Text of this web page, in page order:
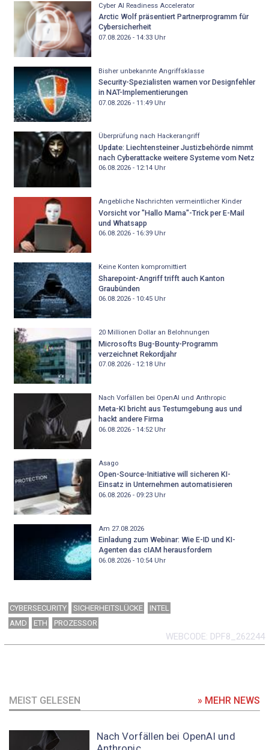
Cyber AI Readiness Accelerator
Arctic Wolf präsentiert Partnerprogramm für
Cybersicherheit
07.08.2026 - 14:33Uhr
Bisher unbekannte Angriffsklasse
Security-Spezialisten warnen vor Designfehler
in NAT-Implementierungen
07.08.2026 - 11:49Uhr
Überprüfung nach Hackerangriff
Update: Liechtensteiner Justizbehörde nimmt
nach Cyberattacke weitere Systeme vom Netz
06.08.2026 - 12:14Uhr
Angebliche Nachrichten vermeintlicher Kinder
Vorsicht vor "Hallo Mama"-Trick per E-Mail
und Whatsapp
06.08.2026 - 16:39Uhr
Keine Konten kompromittiert
Sharepoint-Angriff trifft auch Kanton
Graubünden
06.08.2026 - 10:45Uhr
20 Millionen Dollar an Belohnungen
Microsofts Bug-Bounty-Programm
verzeichnet Rekordjahr
07.08.2026 - 12:18Uhr
Nach Vorfällen bei OpenAI und Anthropic
Meta-KI bricht aus Testumgebung aus und
hackt andere Firma
06.08.2026 - 14:52Uhr
Asago
Open-Source-Initiative will sicheren KI-
Einsatz in Unternehmen automatisieren
06.08.2026 - 09:23Uhr
Am 27.08.2026
Einladung zum Webinar: Wie E-ID und KI-
Agenten das cIAM herausfordern
06.08.2026 - 10:54Uhr
CYBERSECURITY SICHERHEITSLÜCKE
INTEL
AMD
ETH PROZESSOR
WEBCODE DPF8_262244
MEIST GELESEN » MEHR NEWS
Nach Vorfällen bei OpenAI und